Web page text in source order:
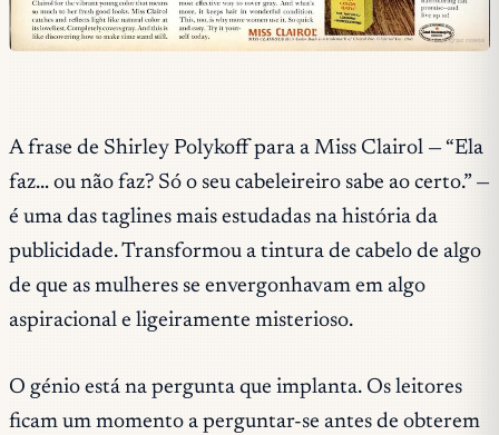
A frase de Shirley Polykoff para a Miss Clairol — “Ela
faz… ou não faz? Só o seu cabeleireiro sabe ao certo.” —
é uma das taglines mais estudadas na história da
publicidade. Transformou a tintura de cabelo de algo
de que as mulheres se envergonhavam em algo
aspiracional e ligeiramente misterioso.
O génio está na pergunta que implanta. Os leitores
ficam um momento a perguntar-se antes de obterem